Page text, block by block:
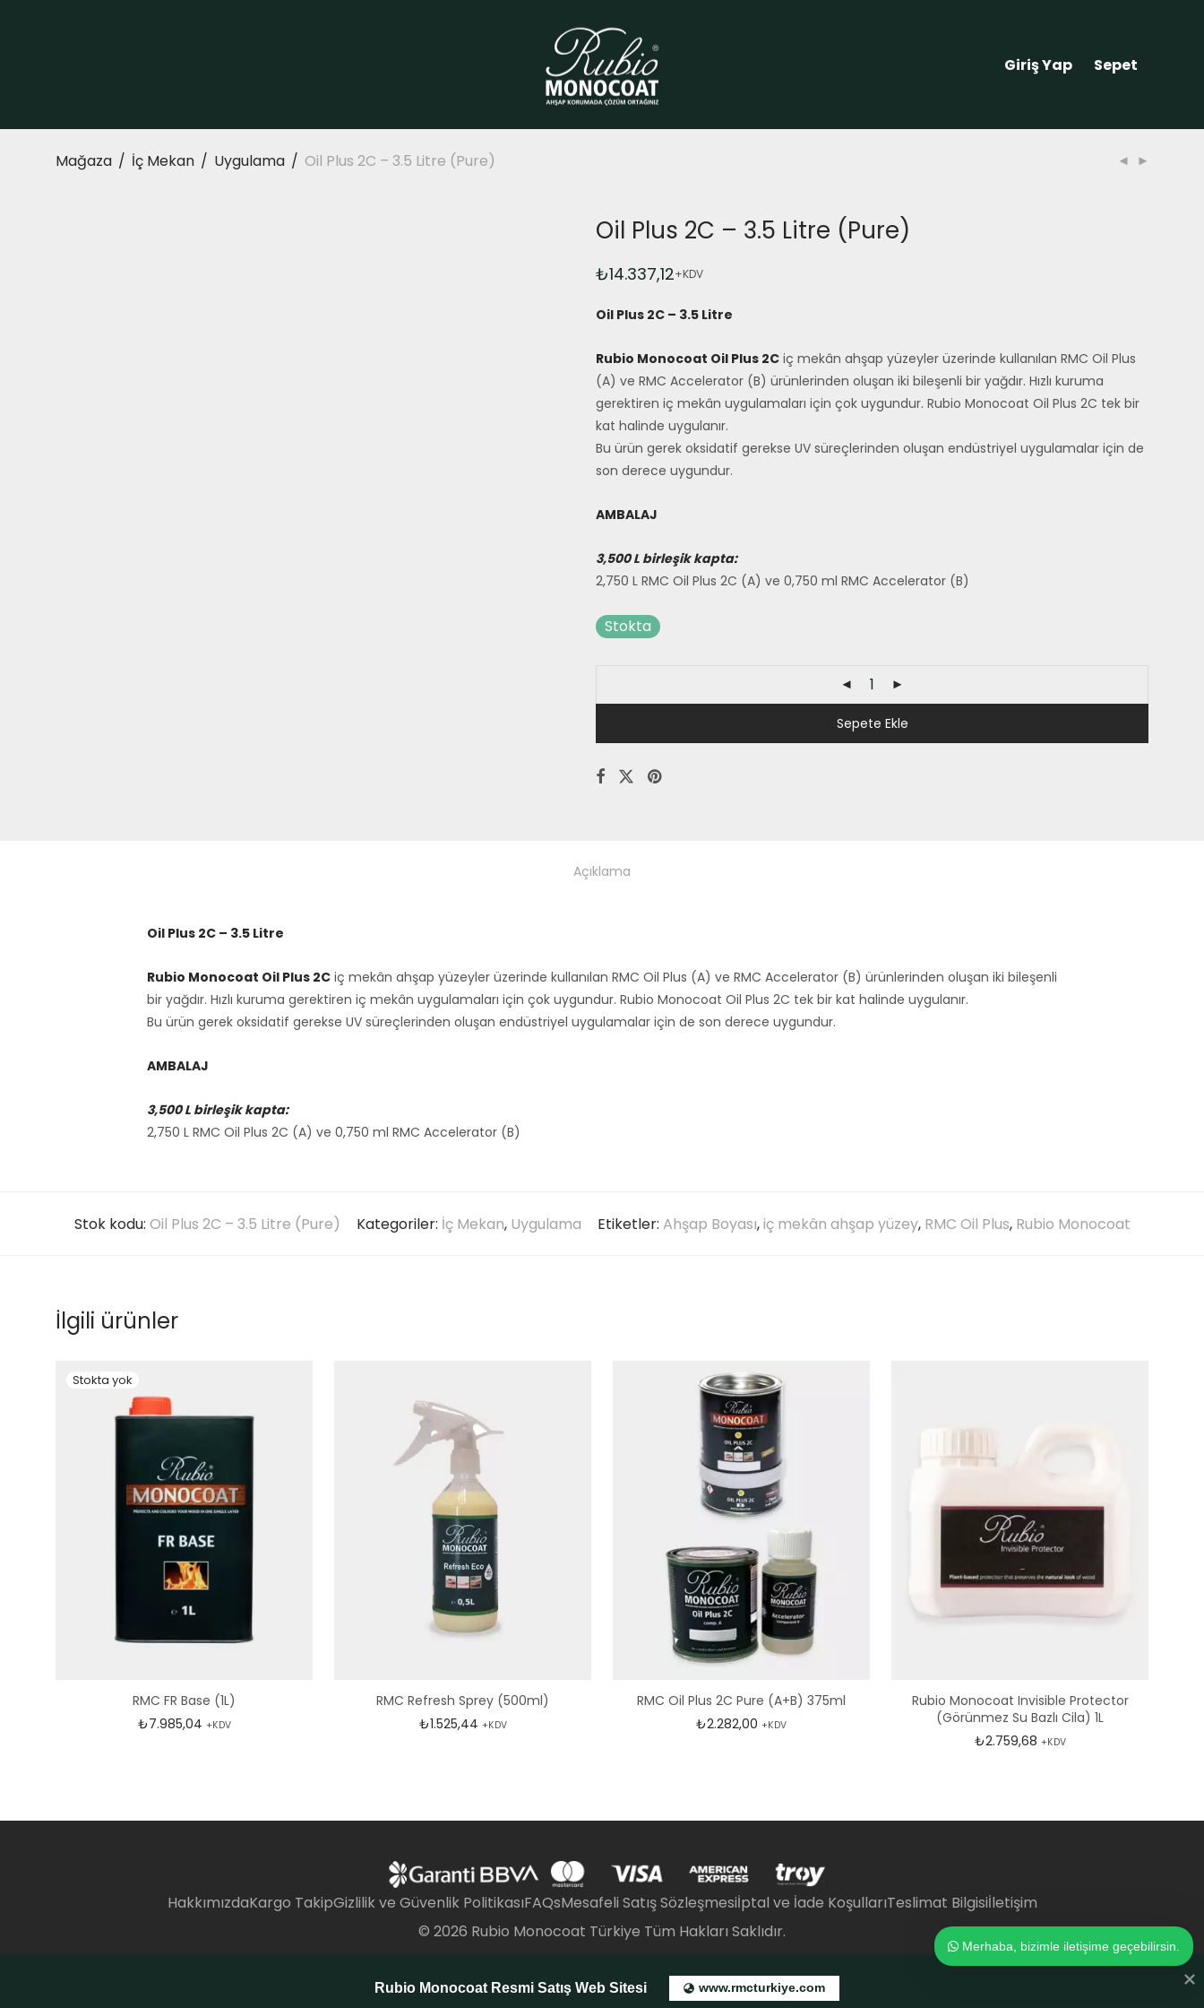
Giriş Yap Sepet
Mağaza / İç Mekan / Uygulama / Oil Plus 2C – 3.5 Litre (Pure)
Oil Plus 2C – 3.5 Litre (Pure)
₺14.337,12+KDV
Oil Plus 2C – 3.5 Litre
Rubio Monocoat Oil Plus 2C iç mekân ahşap yüzeyler üzerinde kullanılan RMC Oil Plus
(A) ve RMC Accelerator (B) ürünlerinden oluşan iki bileşenli bir yağdır. Hızlı kuruma
gerektiren iç mekân uygulamaları için çok uygundur. Rubio Monocoat Oil Plus 2C tek bir
kat halinde uygulanır.
Bu ürün gerek oksidatif gerekse UV süreçlerinden oluşan endüstriyel uygulamalar için de
son derece uygundur.
AMBALAJ
3,500 L birleşik kapta:
2,750 L RMC Oil Plus 2C (A) ve 0,750 ml RMC Accelerator (B)
Stokta
Sepete Ekle
Açıklama
Oil Plus 2C – 3.5 Litre
Rubio Monocoat Oil Plus 2C iç mekân ahşap yüzeyler üzerinde kullanılan RMC Oil Plus (A) ve RMC Accelerator (B) ürünlerinden oluşan iki bileşenli
bir yağdır. Hızlı kuruma gerektiren iç mekân uygulamaları için çok uygundur. Rubio Monocoat Oil Plus 2C tek bir kat halinde uygulanır.
Bu ürün gerek oksidatif gerekse UV süreçlerinden oluşan endüstriyel uygulamalar için de son derece uygundur.
AMBALAJ
3,500 L birleşik kapta:
2,750 L RMC Oil Plus 2C (A) ve 0,750 ml RMC Accelerator (B)
Stok kodu: Oil Plus 2C – 3.5 Litre (Pure) Kategoriler: İç Mekan, Uygulama Etiketler: Ahşap Boyası,iç mekân ahşap yüzey, RMC Oil Plus, Rubio Monocoat
İlgili ürünler
RMC FR Base (1L)
₺7.985,04 +KDV
RMC Refresh Sprey (500ml)
₺1.525,44 +KDV
RMC Oil Plus 2C Pure (A+B) 375ml
₺2.282,00 +KDV
Rubio Monocoat Invisible Protector
(Görünmez Su Bazlı Cila) 1L
₺2.759,68 +KDV
HakkımızdaKargo TakipGizlilik ve Güvenlik PolitikasıFAQsMesafeli Satış Sözleşmesiİptal ve İade KoşullarıTeslimat Bilgisiİletişim
© 2026 Rubio Monocoat Türkiye Tüm Hakları Saklıdır.
Rubio Monocoat Resmi Satış Web Sitesi www.rmcturkiye.com
Merhaba, bizimle iletişime geçebilirsin.